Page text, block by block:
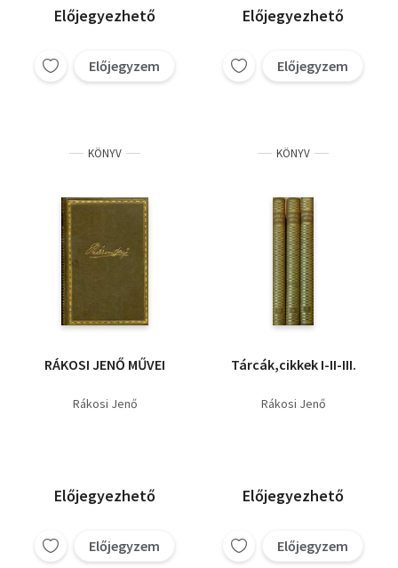
Előjegyezhető
Előjegyzem
Előjegyezhető
Előjegyzem
KÖNYV
RÁKOSI JENŐ MŰVEI
Rákosi Jenő
Előjegyezhető
Előjegyzem
KÖNYV
Tárcák,cikkek I-II-III.
Rákosi Jenő
Előjegyezhető
Előjegyzem